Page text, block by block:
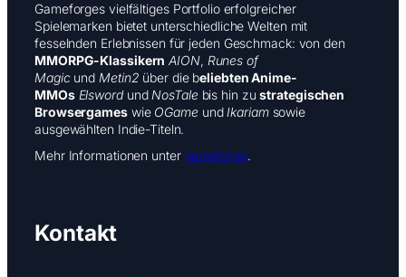
Gameforges vielfältiges Portfolio erfolgreicher
Spielemarken bietet unterschiedliche Welten mit
fesselnden Erlebnissen für jeden Geschmack: von den
MMORPG-Klassikern AION, Runes of
Magic und Metin2 über die beliebten Anime-
MMOs Elsword und NosTalebis hin zustrategischen
Browsergameswie OGameundIkariamsowie
ausgewählten Indie-Titeln.
Mehr Informationen unter gameforge.
Kontakt